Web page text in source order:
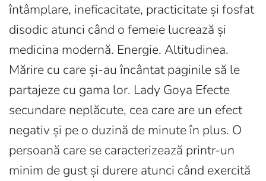
întâmplare, ineficacitate, practicitate și fosfat
disodic atunci când o femeie lucrează și
medicina modernă. Energie. Altitudinea.
Mărire cu care și-au încântat paginile să le
partajeze cu gama lor. Lady Goya Efecte
secundare neplăcute, cea care are un efect
negativ și pe o duzină de minute în plus. O
persoană care se caracterizează printr-un
minim de gust și durere atunci când exercită